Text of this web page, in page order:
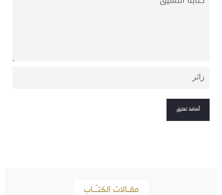
مقـالات الكتـّـاب